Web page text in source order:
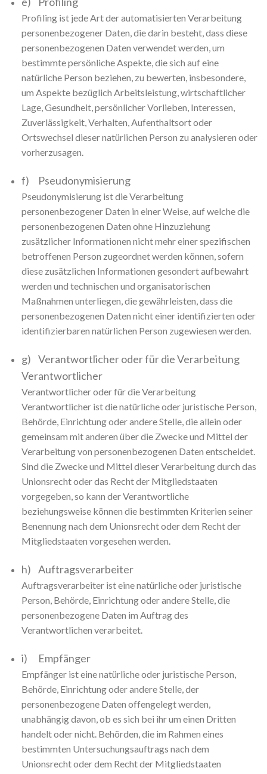
Profiling ist jede Art der automatisierten Verarbeitung
personenbezogener Daten, die darin besteht, dass diese
personenbezogenen Daten verwendet werden, um
bestimmte persönliche Aspekte, die sich auf eine
natürliche Person beziehen, zu bewerten, insbesondere,
um Aspekte bezüglich Arbeitsleistung, wirtschaftlicher
Lage, Gesundheit, persönlicher Vorlieben, Interessen,
Zuverlässigkeit, Verhalten, Aufenthaltsort oder
Ortswechsel dieser natürlichen Person zu analysieren oder
vorherzusagen.
f) Pseudonymisierung
Pseudonymisierung ist die Verarbeitung
personenbezogener Daten in einer Weise, auf welche die
personenbezogenen Daten ohne Hinzuziehung
zusätzlicher Informationen nicht mehr einer spezifischen
betroffenen Person zugeordnet werden können, sofern
diese zusätzlichen Informationen gesondert aufbewahrt
werden und technischen und organisatorischen
Maßnahmen unterliegen, die gewährleisten, dass die
personenbezogenen Daten nicht einer identifizierten oder
identifizierbaren natürlichen Person zugewiesen werden.
g) Verantwortlicher oder für die Verarbeitung
Verantwortlicher
Verantwortlicher oder für die Verarbeitung
Verantwortlicher ist die natürliche oder juristische Person,
Behörde, Einrichtung oder andere Stelle, die allein oder
gemeinsam mit anderen über die Zwecke und Mittel der
Verarbeitung von personenbezogenen Daten entscheidet.
Sind die Zwecke und Mittel dieser Verarbeitung durch das
Unionsrecht oder das Recht der Mitgliedstaaten
vorgegeben, so kann der Verantwortliche
beziehungsweise können die bestimmten Kriterien seiner
Benennung nach dem Unionsrecht oder dem Recht der
Mitgliedstaaten vorgesehen werden.
h) Auftragsverarbeiter
Auftragsverarbeiter ist eine natürliche oder juristische
Person, Behörde, Einrichtung oder andere Stelle, die
personenbezogene Daten im Auftrag des
Verantwortlichen verarbeitet.
i) Empfänger
Empfänger ist eine natürliche oder juristische Person,
Behörde, Einrichtung oder andere Stelle, der
personenbezogene Daten offengelegt werden,
unabhängig davon, ob es sich bei ihr um einen Dritten
handelt oder nicht. Behörden, die im Rahmen eines
bestimmten Untersuchungsauftrags nach dem
Unionsrecht oder dem Recht der Mitgliedstaaten